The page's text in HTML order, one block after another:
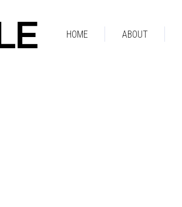
HOME ABOUT